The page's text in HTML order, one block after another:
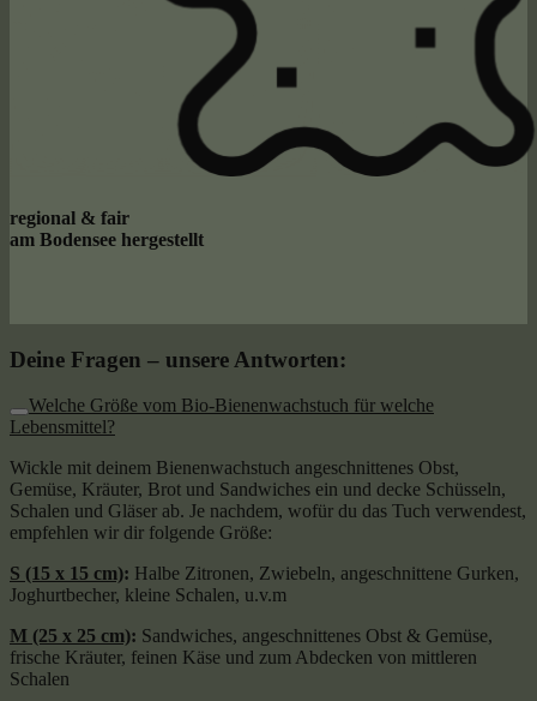
regional & fair
am Bodensee hergestellt
Deine Fragen – unsere Antworten:
Welche Größe vom Bio-Bienenwachstuch für welche
Lebensmittel?
Wickle mit deinem Bienenwachstuch angeschnittenes Obst,
Gemüse, Kräuter, Brot und Sandwiches ein und decke Schüsseln,
Schalen und Gläser ab. Je nachdem, wofür du das Tuch verwendest,
empfehlen wir dir folgende Größe:
S (15 x 15 cm): Halbe Zitronen, Zwiebeln, angeschnittene Gurken,
Joghurtbecher, kleine Schalen, u.v.m
M (25 x 25 cm): Sandwiches, angeschnittenes Obst & Gemüse,
frische Kräuter, feinen Käse und zum Abdecken von mittleren
Schalen